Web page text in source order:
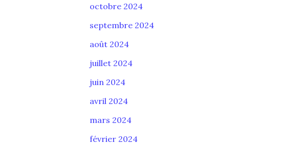
octobre 2024
septembre 2024
août 2024
juillet 2024
juin 2024
avril 2024
mars 2024
février 2024